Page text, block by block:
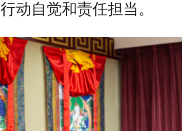
动自觉和责任担当。